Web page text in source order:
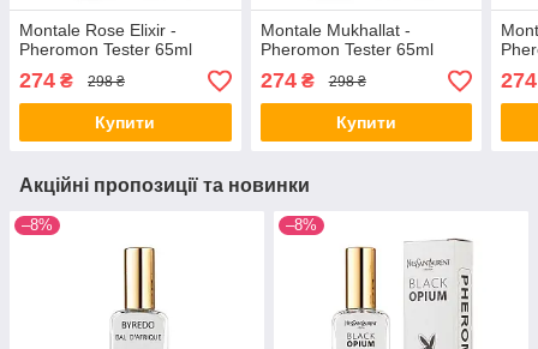
Montale Rose Elixir -
Pheromon Tester 65ml
274 ₴ 298 ₴
Купити
Montale Mukhallat -
Pheromon Tester 65ml
274₴ 298 ₴
Купити
274
Акційні пропозиції та новинки
–8% –8%